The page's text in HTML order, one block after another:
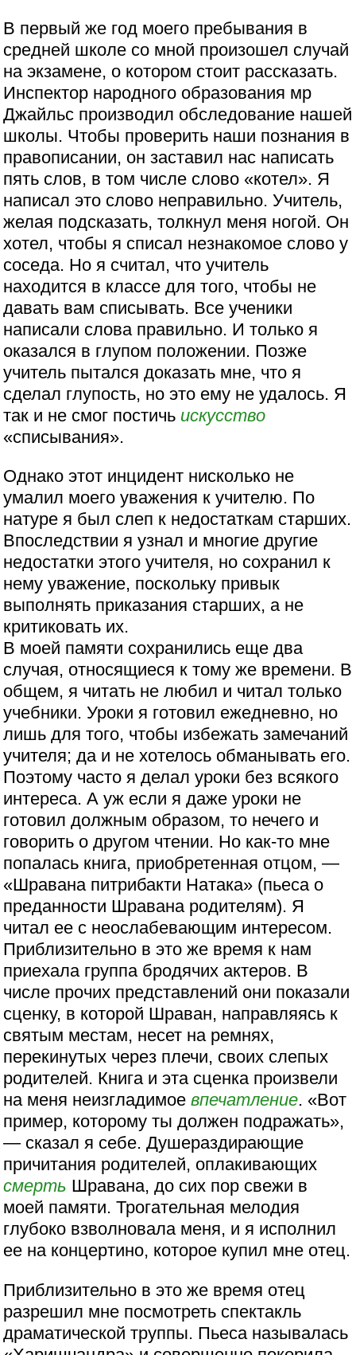
В первый же год моего пребывания в
средней школе со мной произошел случай
на экзамене, о котором стоит рассказать.
Инспектор народного образования мр
Джайльс производил обследование нашей
школы. Чтобы проверить наши познания в
правописании, он заставил нас написать
пять слов, в том числе слово «котел». Я
написал это слово неправильно. Учитель,
желая подсказать, толкнул меня ногой. Он
хотел, чтобы я списал незнакомое слово у
соседа. Но я считал, что учитель
находится в классе для того, чтобы не
давать вам списывать. Все ученики
написали слова правильно. И только я
оказался в глупом положении. Позже
учитель пытался доказать мне, что я
сделал глупость, но это ему не удалось. Я
так и не смог постичь искусство
«списывания».
Однако этот инцидент нисколько не
умалил моего уважения к учителю. По
натуре я был слеп к недостаткам старших.
Впоследствии я узнал и многие другие
недостатки этого учителя, но сохранил к
нему уважение, поскольку привык
выполнять приказания старших, а не
критиковать их.
В моей памяти сохранились еще два
случая, относящиеся к тому же времени. В
общем, я читать не любил и читал только
учебники. Уроки я готовил ежедневно, но
лишь для того, чтобы избежать замечаний
учителя; да и не хотелось обманывать его.
Поэтому часто я делал уроки без всякого
интереса. А уж если я даже уроки не
готовил должным образом, то нечего и
говорить о другом чтении. Но как-то мне
попалась книга, приобретенная отцом, —
«Шравана питрибакти Натака» (пьеса о
преданности Шравана родителям). Я
читал ее с неослабевающим интересом.
Приблизительно в это же время к нам
приехала группа бродячих актеров. В
числе прочих представлений они показали
сценку, в которой Шраван, направляясь к
святым местам, несет на ремнях,
перекинутых через плечи, своих слепых
родителей. Книга и эта сценка произвели
на меня неизгладимоевпечатление. «Вот
пример, которому ты должен подражать»,
— сказал я себе. Душераздирающие
причитания родителей, оплакивающих
смерть Шравана, до сих пор свежи в
моей памяти. Трогательная мелодия
глубоко взволновала меня, и я исполнил
ее на концертино, которое купил мне отец.
Приблизительно в это же время отец
разрешил мне посмотреть спектакль
драматической труппы. Пьеса называлась